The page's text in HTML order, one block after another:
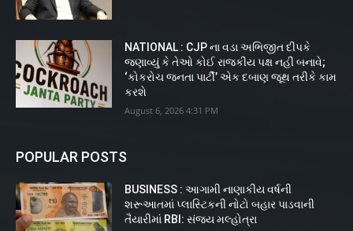
NATIONAL : CJP ના વડા અભિજીત દીપકે
જણાવ્યું કે તેઓ કોઈ રાજકીય પક્ષ નહીં બનાવે;
‘કોકરોચ જનતા પાર્ટી’ એક દબાણ જૂથ તરીકે કામ
કરશે
August 6, 2026 4:31 PM
POPULAR POSTS
BUSINESS : આગામી નાણાકીય વર્ષની
શરૂઆતમાં પ્લાસ્ટિકની નોટો બહાર પાડવાની
તૈયારીમાં RBI: સંજય મલ્હોત્રા